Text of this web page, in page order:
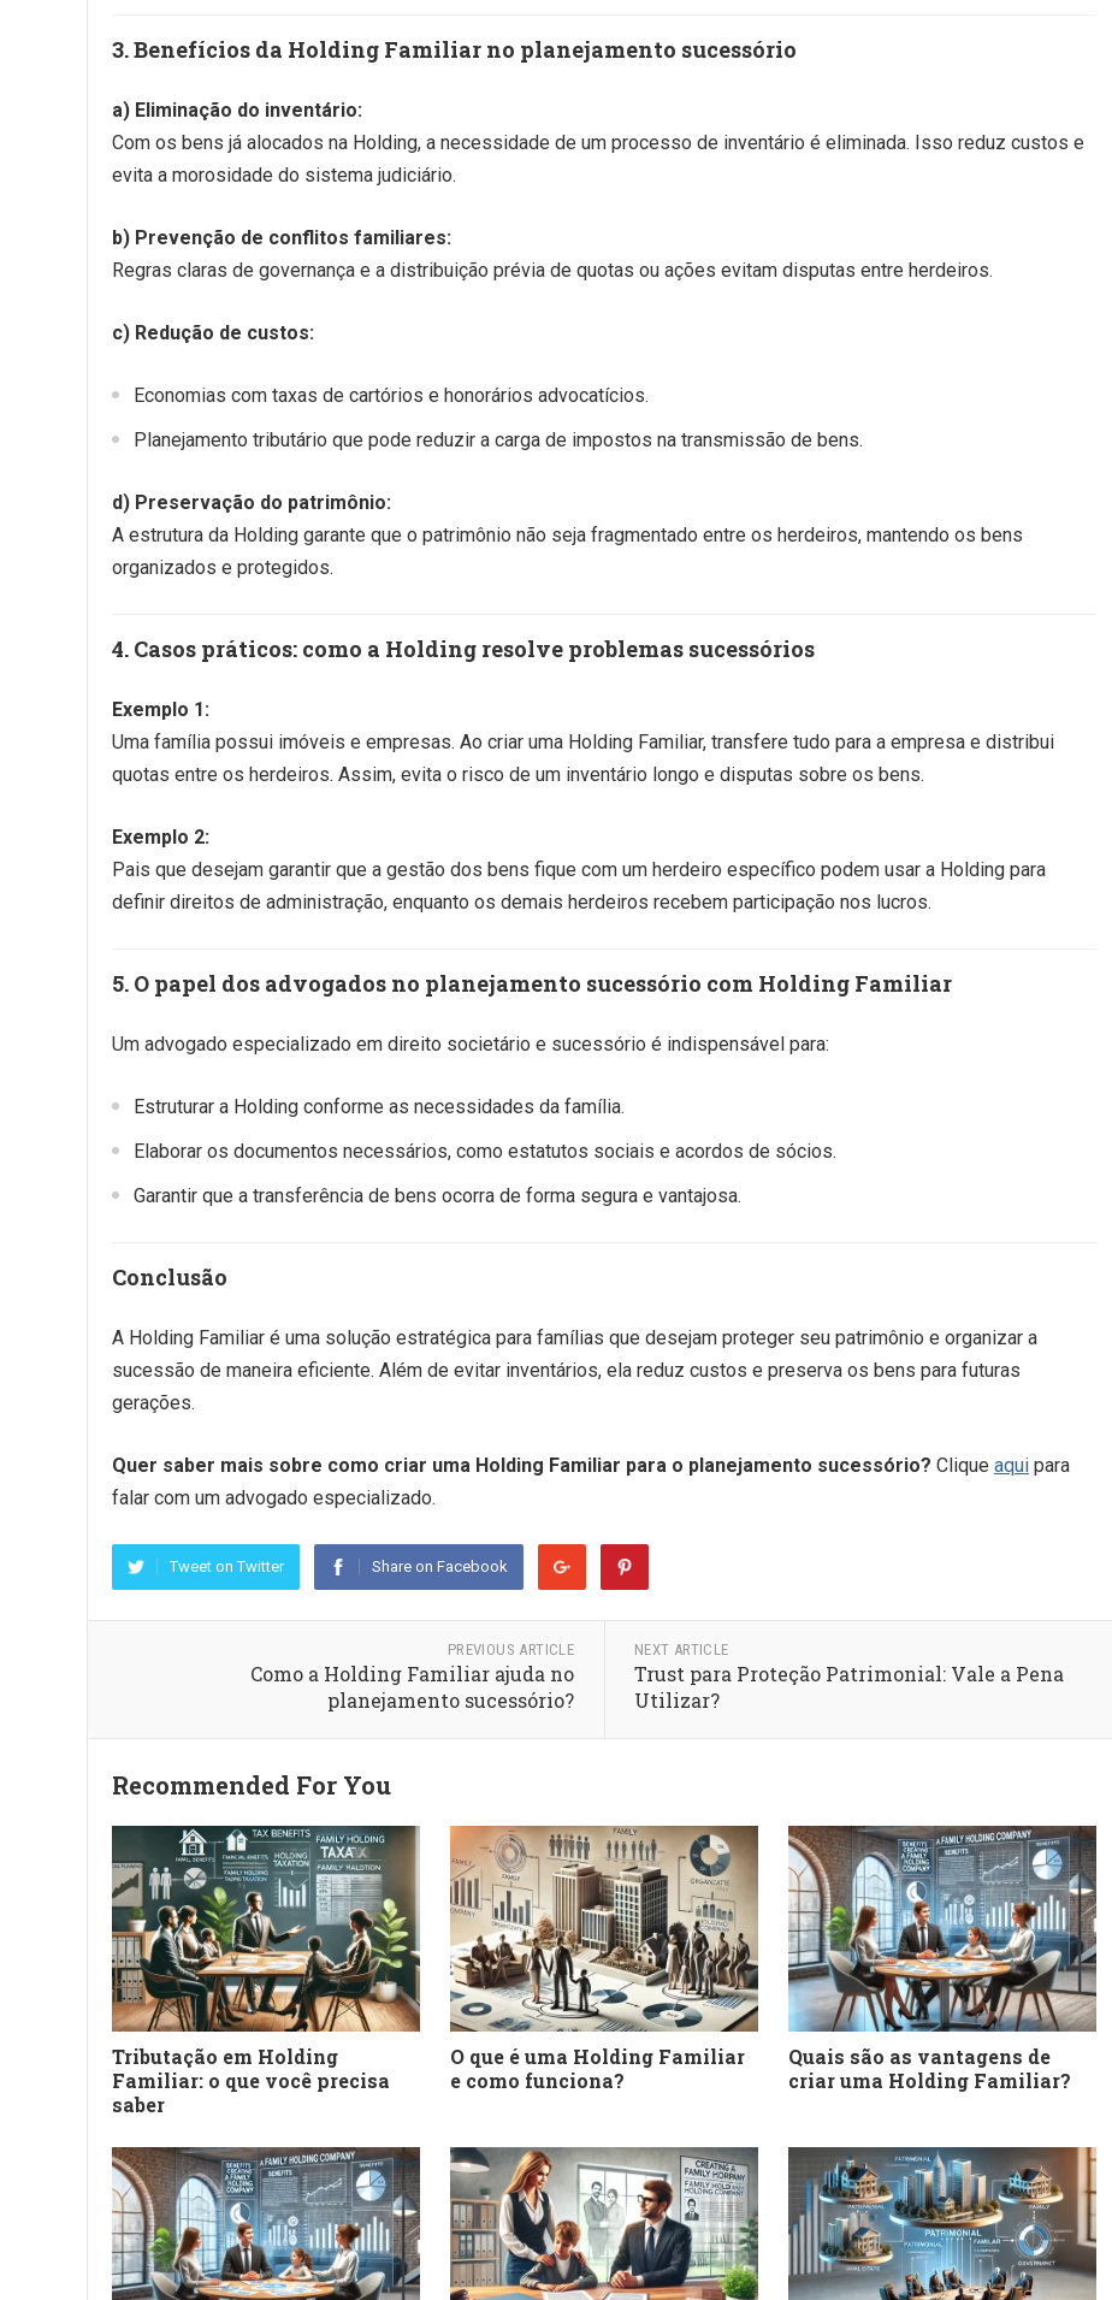
3. Benefícios da Holding Familiar no planejamento sucessório
a) Eliminação do inventário:
Com os bens já alocados na Holding, a necessidade de um processo de inventário é eliminada. Isso reduz custos e
evita a morosidade do sistema judiciário.
b) Prevenção de conflitos familiares:
Regras claras de governança e a distribuição prévia de quotas ou ações evitam disputas entre herdeiros.
c) Redução de custos:
Economias com taxas de cartórios e honorários advocatícios.
Planejamento tributário que pode reduzir a carga de impostos na transmissão de bens.
d) Preservação do patrimônio:
A estrutura da Holding garante que o patrimônio não seja fragmentado entre os herdeiros, mantendo os bens
organizados e protegidos.
4. Casos práticos: como a Holding resolve problemas sucessórios
Exemplo 1:
Uma família possui imóveis e empresas. Ao criar uma Holding Familiar, transfere tudo para a empresa e distribui
quotas entre os herdeiros. Assim, evita o risco de um inventário longo e disputas sobre os bens.
Exemplo 2:
Pais que desejam garantir que a gestão dos bens fique com um herdeiro específico podem usar a Holding para
definir direitos de administração, enquanto os demais herdeiros recebem participação nos lucros.
5. O papel dos advogados no planejamento sucessório com Holding Familiar
Um advogado especializado em direito societário e sucessório é indispensável para:
Estruturar a Holding conforme as necessidades da família.
Elaborar os documentos necessários, como estatutos sociais e acordos de sócios.
Garantir que a transferência de bens ocorra de forma segura e vantajosa.
Conclusão
A Holding Familiar é uma solução estratégica para famílias que desejam proteger seu patrimônio e organizar a
sucessão de maneira eficiente. Além de evitar inventários, ela reduz custos e preserva os bens para futuras
gerações.
Quer saber mais sobre como criar uma Holding Familiar para o planejamento sucessório? Clique aqui para
falar com um advogado especializado.
Tweet on Twitter Share on Facebook
PREVIOUS ARTICLE
Como a Holding Familiar ajuda no
planejamento sucessório?
NEXT ARTICLE
Trust para Proteção Patrimonial: Vale a Pena
Utilizar?
Recommended For You
Tributação em Holding
Familiar: o que você precisa
saber
O que é uma Holding Familiar
e como funciona?
Quais são as vantagens de
criar uma Holding Familiar?